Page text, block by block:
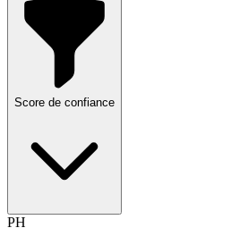
Score de confiance
PH